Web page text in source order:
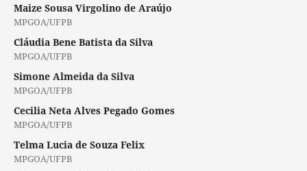
Maize Sousa Virgolino de Araújo
MPGOA/UFPB
Cláudia Bene Batista da Silva
MPGOA/UFPB
Simone Almeida da Silva
MPGOA/UFPB
Cecilia Neta Alves Pegado Gomes
MPGOA/UFPB
Telma Lucia de Souza Felix
MPGOA/UFPB